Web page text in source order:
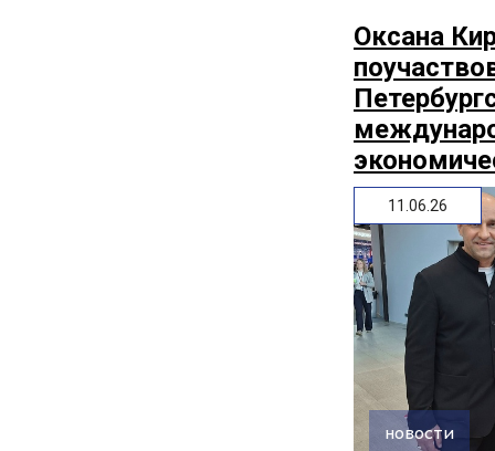
Оксана
11.06.26
новости